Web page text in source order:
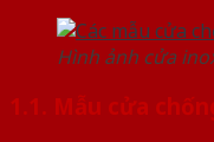
Hình ảnh cửa
1.1. Mẫu cửa